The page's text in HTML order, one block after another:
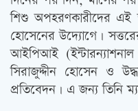
শিশু অপহরণকারীদের এই
হোসেনের উদ্যোগে।
আইপিআই
সিরাজুদ্দীন হোসেন ও
প্রতিবেদন। এ জন্য তিনি